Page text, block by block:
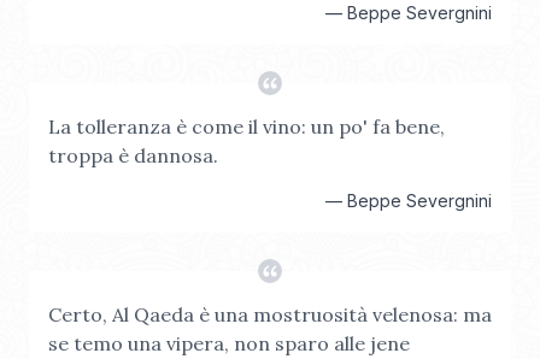
— Beppe Severgnini
La tolleranza è come il vino: un po' fa bene,
troppa è dannosa.
— Beppe Severgnini
Certo, Al Qaeda è una mostruosità velenosa: ma
se temo una vipera, non sparo alle jene